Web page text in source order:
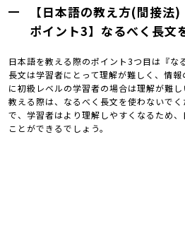
【日本語の教え方(間接法
ポイント3】なるべく長文
日本語を教える際のポイント3つ目は『な
長文は学習者にとって理解が難しく、情
に初級レベルの学習者の場合は理解が難
教える際は、なるべく長文を使わないで
で、学習者はより理解しやすくなるため
ことができるでしょう。